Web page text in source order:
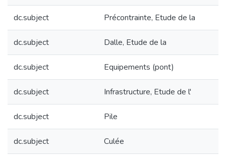
dc.subject Précontrainte, Etude de la
dc.subject Dalle, Etude de la
dc.subject Equipements (pont)
dc.subject Infrastructure, Etude de l'
dc.subject Pile
dc.subject Culée